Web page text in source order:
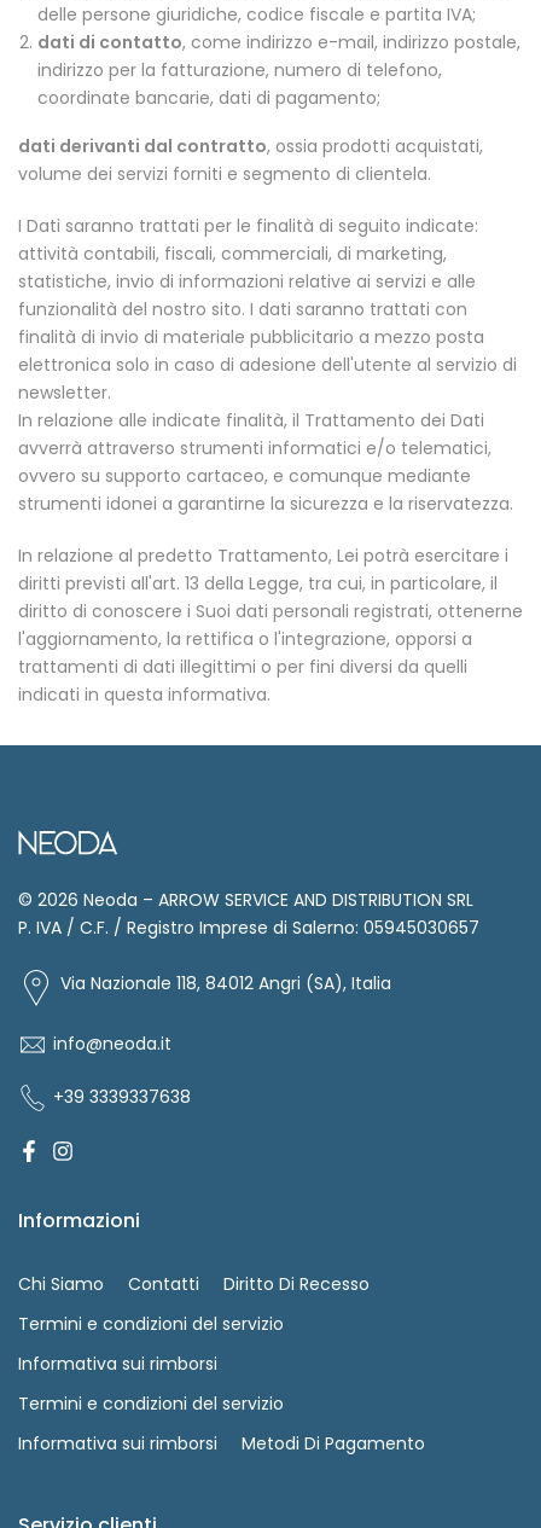
delle persone giuridiche, codice fiscale e partita IVA;
dati di contatto, come indirizzo e-mail, indirizzo postale,
indirizzo per la fatturazione, numero di telefono,
coordinate bancarie, dati di pagamento;
dati derivanti dal contratto, ossia prodotti acquistati,
volume dei servizi forniti e segmento di clientela.
I Dati saranno trattati per le finalità di seguito indicate:
attività contabili, fiscali, commerciali, di marketing,
statistiche, invio di informazioni relative ai servizi e alle
funzionalità del nostro sito. I dati saranno trattati con
finalità di invio di materiale pubblicitario a mezzo posta
elettronica solo in caso di adesione dell'utente al servizio di
newsletter.
In relazione alle indicate finalità, il Trattamento dei Dati
avverrà attraverso strumenti informatici e/o telematici,
ovvero su supporto cartaceo, e comunque mediante
strumenti idonei a garantirne la sicurezza e la riservatezza.
In relazione al predetto Trattamento, Lei potrà esercitare i
diritti previsti all'art. 13 della Legge, tra cui, in particolare, il
diritto di conoscere i Suoi dati personali registrati, ottenerne
l'aggiornamento, la rettifica o l'integrazione, opporsi a
trattamenti di dati illegittimi o per fini diversi da quelli
indicati in questa informativa.
© 2026 Neoda – ARROW SERVICE AND DISTRIBUTION SRL
P. IVA / C.F. / Registro Imprese di Salerno: 05945030657
Via Nazionale 118, 84012 Angri (SA), Italia
info@neoda.it
+39 3339337638
Informazioni
Chi Siamo Contatti
Diritto Di Recesso
Termini e condizioni del servizio
Informativa sui rimborsi
Termini e condizioni del servizio
Informativa sui rimborsi
Metodi Di Pagamento